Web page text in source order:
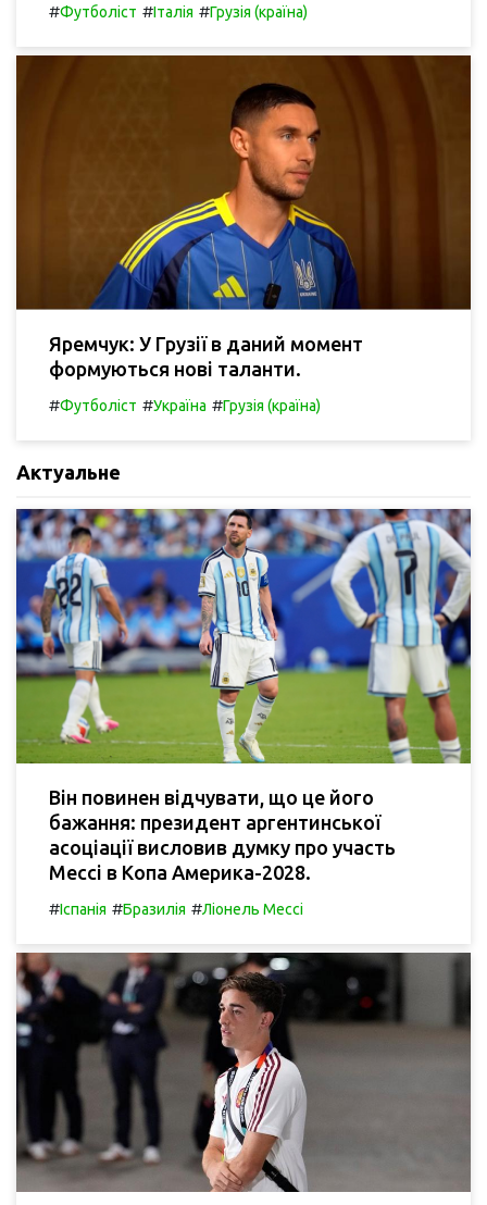
#Футболіст #Італія #Грузія (країна)
Яремчук: У Грузії в даний момент
формуються нові таланти.
#Футболіст #Україна #Грузія (країна)
Актуальне
Він повинен відчувати, що це його
бажання: президент аргентинської
асоціації висловив думку про участь
Мессі в Копа Америка-2028.
#Іспанія #Бразилія #Ліонель Мессі